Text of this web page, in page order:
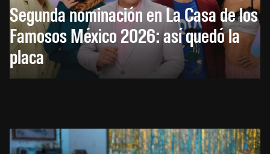
Segunda nominación en La Casa de los
Famosos México 2026: así quedó la
placa